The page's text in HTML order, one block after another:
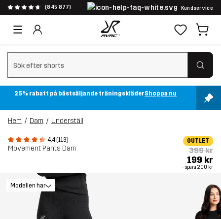
(845 877) Kundservice
Rensa sök
25% rabatt på bästsäljande träningskläderShoppa nu
Hem Dam Underställ
4.4 (113)
Movement Pants Dam
OUTLET
399 kr
199 kr
- spara 200 kr
Modellen har